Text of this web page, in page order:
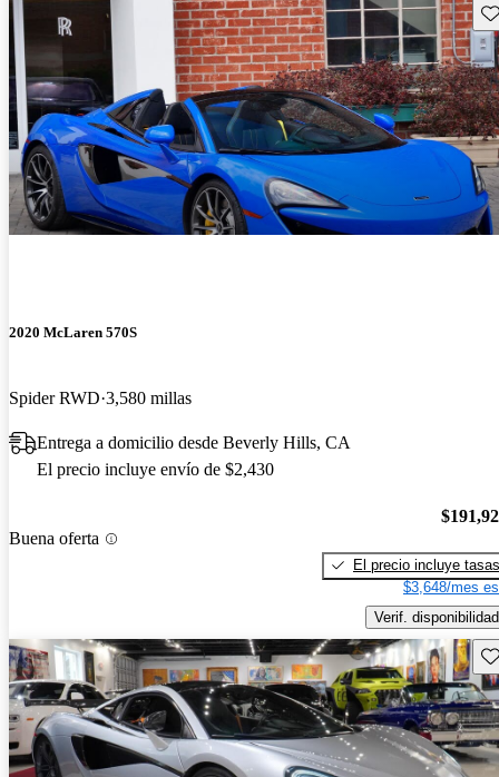
2020 McLaren 570S
Spider RWD 3,580 millas
Entrega a domicilio desde Beverly Hills, CA
El precio incluye envío de $2,430
Buena oferta
El precio incluye tasas
$3,648/mes
Verif. disponibilidad